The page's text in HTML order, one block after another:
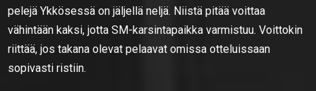
pelejä Ykkösessä on jäljellä neljä. Niistä pitää voittaa
vähintään kaksi, jotta SM-karsintapaikka varmistuu. Voittokin
riittää, jos takana olevat pelaavat omissa otteluissaan
sopivasti ristiin.